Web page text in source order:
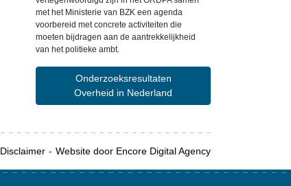
met het Ministerie van BZK een agenda
voorbereid met concrete activiteiten die
moeten bijdragen aan de aantrekkelijkheid
van het politieke ambt.
Onderzoeksresultaten
Overheid in Nederland
Disclaimer Website door Encore Digital Agency